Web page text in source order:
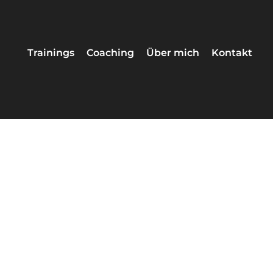
Trainings Coaching Über mich Kontakt